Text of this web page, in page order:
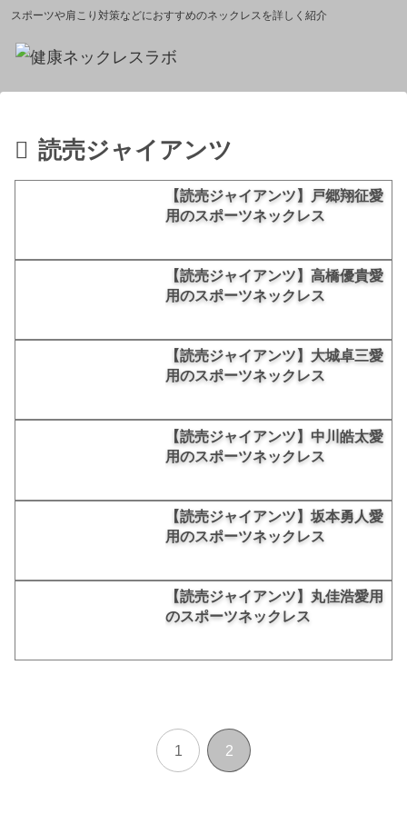
スポーツや肩こり対策などにおすすめのネックレスを詳しく紹介
読売ジャイアンツ
【読売ジャイアンツ】戸郷翔征愛
用のスポーツネックレス
【読売ジャイアンツ】高橋優貴愛
用のスポーツネックレス
【読売ジャイアンツ】大城卓三愛
用のスポーツネックレス
【読売ジャイアンツ】中川皓太愛
用のスポーツネックレス
【読売ジャイアンツ】坂本勇人愛
用のスポーツネックレス
【読売ジャイアンツ】丸佳浩愛用
のスポーツネックレス
1 2